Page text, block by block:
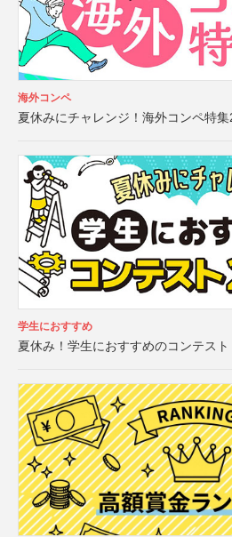
海外コンペ
夏休みにチャレンジ！海外コンペ特集
学生におすすめ
夏休み！学生におすすめのコンテスト